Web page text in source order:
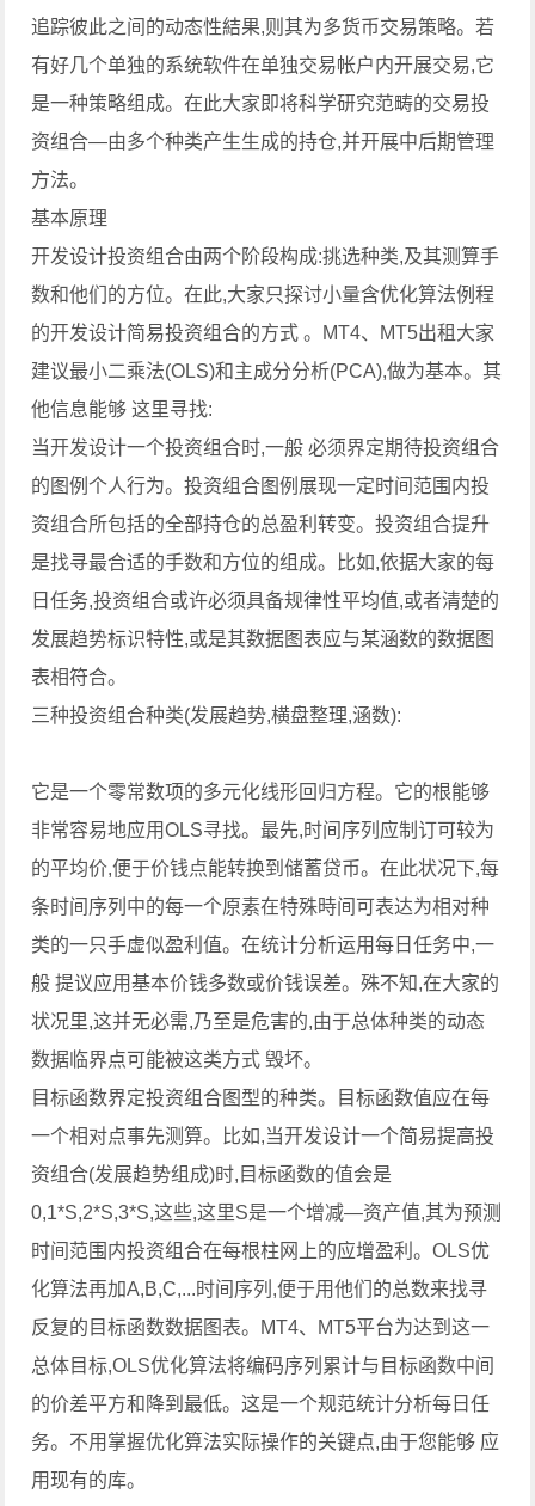
追踪彼此之间的动态性結果,则其为多货币交易策略。若
有好几个单独的系统软件在单独交易帐户内开展交易,它
是一种策略组成。在此大家即将科学研究范畴的交易投
资组合—由多个种类产生生成的持仓,并开展中后期管理
方法。
基本原理
开发设计投资组合由两个阶段构成:挑选种类,及其测算手
数和他们的方位。在此,大家只探讨小量含优化算法例程
的开发设计简易投资组合的方式 。MT4、MT5出租大家
建议最小二乘法(OLS)和主成分分析(PCA),做为基本。其
他信息能够 这里寻找:
当开发设计一个投资组合时,一般 必须界定期待投资组合
的图例个人行为。投资组合图例展现一定时间范围内投
资组合所包括的全部持仓的总盈利转变。投资组合提升
是找寻最合适的手数和方位的组成。比如,依据大家的每
日任务,投资组合或许必须具备规律性平均值,或者清楚的
发展趋势标识特性,或是其数据图表应与某涵数的数据图
表相符合。
三种投资组合种类(发展趋势,横盘整理,涵数):
它是一个零常数项的多元化线形回归方程。它的根能够
非常容易地应用OLS寻找。最先,时间序列应制订可较为
的平均价,便于价钱点能转换到储蓄贷币。在此状况下,每
条时间序列中的每一个原素在特殊時间可表达为相对种
类的一只手虚似盈利值。在统计分析运用每日任务中,一
般 提议应用基本价钱多数或价钱误差。殊不知,在大家的
状况里,这并无必需,乃至是危害的,由于总体种类的动态
数据临界点可能被这类方式 毁坏。
目标函数界定投资组合图型的种类。目标函数值应在每
一个相对点事先测算。比如,当开发设计一个简易提高投
资组合(发展趋势组成)时,目标函数的值会是
0,1*S,2*S,3*S,这些,这里S是一个增减—资产值,其为预测
时间范围内投资组合在每根柱网上的应增盈利。OLS优
化算法再加A,B,C,...时间序列,便于用他们的总数来找寻
反复的目标函数数据图表。MT4、MT5平台为达到这一
总体目标,OLS优化算法将编码序列累计与目标函数中间
的价差平方和降到最低。这是一个规范统计分析每日任
务。不用掌握优化算法实际操作的关键点,由于您能够 应
用现有的库。